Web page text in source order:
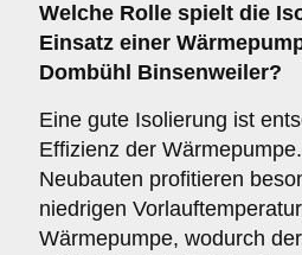
Welche Rolle spielt die
Einsatz einer
Dombühl Binsenweiler?
Eine gute Isolierung ist
Effizienz der
Neubauten profitieren
niedrigen
Wärmepumpe, wodurch